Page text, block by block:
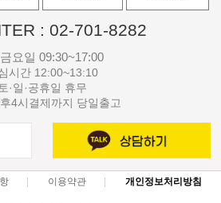
: 02-701-8282
요일 09:30~17:00
시간 12:00~13:10
토·일·공휴일 휴무
4시결제까지 당일출고
이용약관 개인정보처리방침